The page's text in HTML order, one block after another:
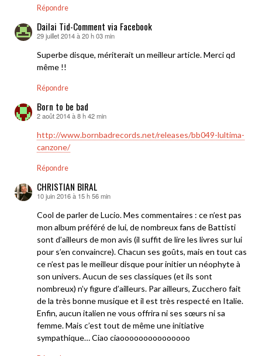
Répondre
Dailai Tid-Comment via Facebook
dit :
29 juillet 2014 à 20 h 03 min
Superbe disque, mériterait un meilleur article. Merci qd
même !!
Répondre
Born to be bad
dit :
2 août 2014 à 8 h 42 min
http://www.bornbadrecords.net/releases/bb049-lultima-
canzone/
Répondre
CHRISTIAN BIRAL
dit :
10 juin 2016 à 15 h 56 min
Cool de parler de Lucio. Mes commentaires : ce n’est pas
mon album préféré de lui, de nombreux fans de Battisti
sont d’ailleurs de mon avis (il suffit de lire les livres sur lui
pour s’en convaincre). Chacun ses goûts, mais en tout cas
ce n’est pas le meilleur disque pour initier un néophyte à
son univers. Aucun de ses classiques (et ils sont
nombreux) n’y figure d’ailleurs. Par ailleurs, Zucchero fait
de la très bonne musique et il est très respecté en Italie.
Enfin, aucun italien ne vous offrira ni ses sœurs ni sa
femme. Mais c’est tout de même une initiative
sympathique… Ciao ciaooooooooooooooo